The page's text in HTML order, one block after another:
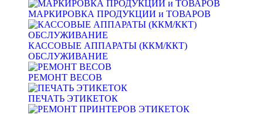
МАРКИРОВКА ПРОДУКЦИИ и ТОВАРОВ
КАССОВЫЕ АППАРАТЫ (ККМ/ККТ)
ОБСЛУЖИВАНИЕ
РЕМОНТ ВЕСОВ
ПЕЧАТЬ ЭТИКЕТОК